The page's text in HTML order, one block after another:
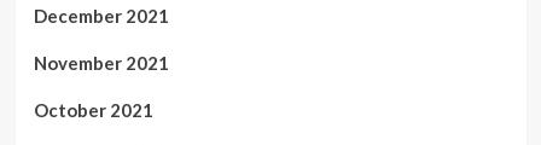
December 2021
November 2021
October 2021